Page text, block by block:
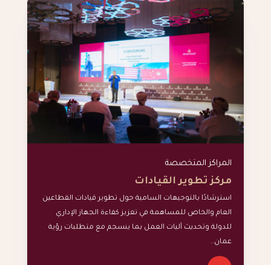
المراكز المتخصصة
مركز تطوير القيادات
استرشادًا بالتوجيهات السامية حول تطوير قيادات القطاعين
العام والخاص للمساهمة في تعزيز كفاءة الجهاز الإداري
للدولة وتحديث آليات العمل بما ينسجم مع متطلبات رؤية
عمان..